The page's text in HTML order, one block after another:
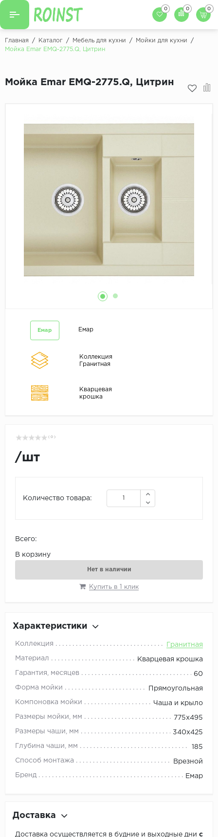
Назад Назад
Столешницы для
Декоры фасадов
Декоры кухонных фартуков
Декоры ЛДСП для мебели
0 0 0
Главная / Каталог / Мебель для кухни / Мойки для кухни
/
Мойка Emar EMQ-2775.Q, Цитрин
Мойка Emar EMQ-2775.Q, Цитрин
Емар Емар
Коллекция
Гранитная
Кварцевая
крошка
( 0 )
/шт
Количество товара:
Всего:
В корзину
Нет в наличии
Купить в 1 клик
Характеристики
Коллекция Гранитная
Материал Кварцевая крошка
Гарантия, месяцев 60
Форма мойки Прямоугольная
Компоновка мойки Чаша и крыло
Размеры мойки, мм 775х495
Размеры чаши, мм 340х425
Глубина чаши, мм 185
Способ монтажа Врезной
Бренд Емар
Доставка
Доставка осуществляется в будние и выходные дни с